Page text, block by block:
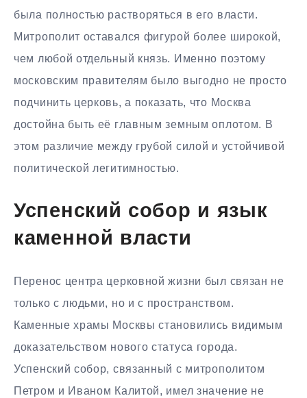
была полностью растворяться в его власти.
Митрополит оставался фигурой более широкой,
чем любой отдельный князь. Именно поэтому
московским правителям было выгодно не просто
подчинить церковь, а показать, что Москва
достойна быть её главным земным оплотом. В
этом различие между грубой силой и устойчивой
политической легитимностью.
Успенский собор и язык
каменной власти
Перенос центра церковной жизни был связан не
только с людьми, но и с пространством.
Каменные храмы Москвы становились видимым
доказательством нового статуса города.
Успенский собор, связанный с митрополитом
Петром и Иваном Калитой, имел значение не